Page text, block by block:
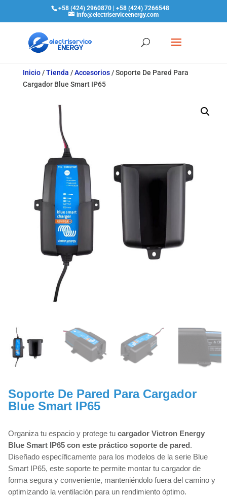
+58 (424) 2960870 | +58 (424) 7266548
info@electriserviceenergy.com
Inicio/Tienda /Accesorios/Soporte De Pared Para
Cargador Blue Smart IP65
Soporte De Pared Para Cargador
Blue Smart IP65
Organiza tu espacio y protege tucargador Victron Energy
Blue Smart IP65 con este práctico soporte de pared.
Diseñado específicamente para los modelos de la serie Blue
Smart IP65, este soporte te permite montar tu cargador de
forma segura y conveniente, manteniéndolo fuera del camino y
optimizando la ventilación para un rendimiento óptimo.